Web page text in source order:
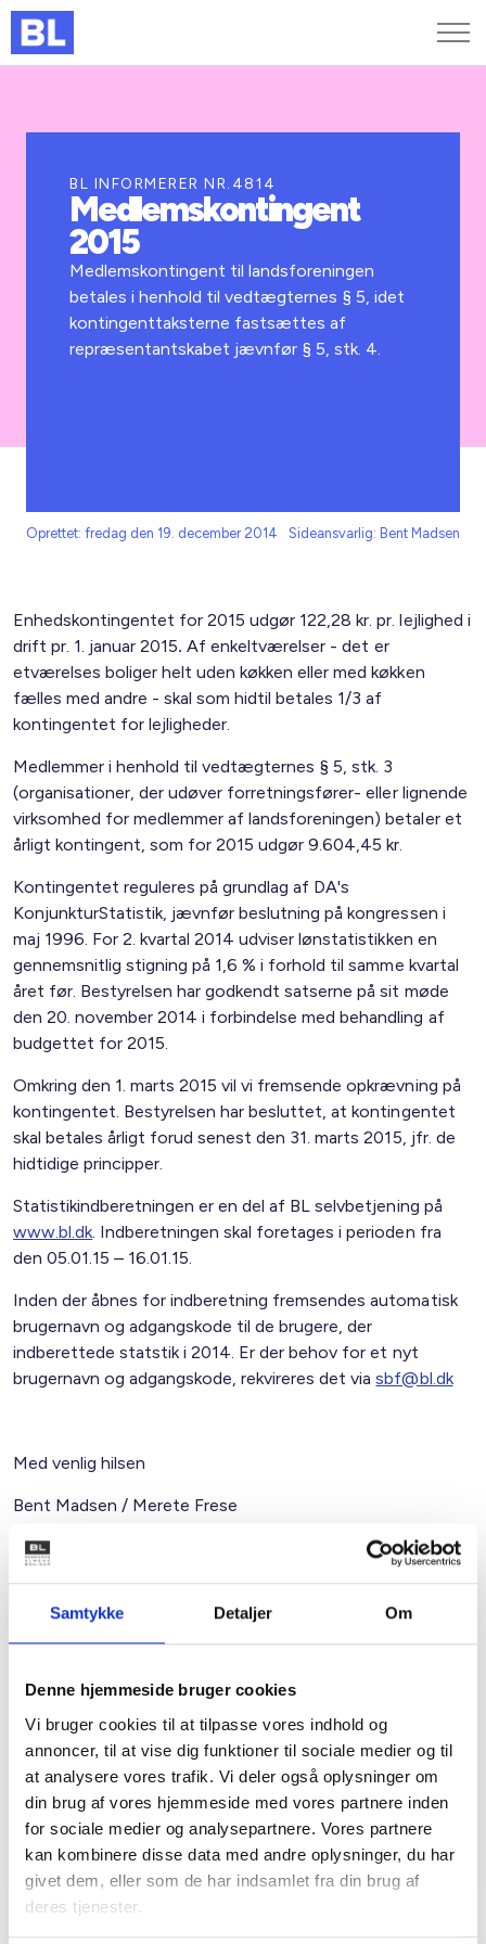
Samtykke Detaljer Om
Denne hjemmeside bruger cookies
Vi bruger cookies til at tilpasse vores indhold og
annoncer, til at vise dig funktioner til sociale medier og til
at analysere vores trafik. Vi deler også oplysninger om
din brug af vores hjemmeside med vores partnere inden
for sociale medier og analysepartnere. Vores partnere
kan kombinere disse data med andre oplysninger, du har
givet dem, eller som de har indsamlet fra din brug af
deres tjenester.
Kurser og arrangementer
Jobportalen
BL INFORMERER NR.4814
Medlemskontingent
2015
Medlemskontingent til landsforeningen
betales i henhold til vedtægternes § 5, idet
kontingenttaksterne fastsættes af
repræsentantskabet jævnfør § 5, stk. 4.
Oprettet: fredag den 19. december 2014 Sideansvarlig: Bent Madsen
Enhedskontingentet for 2015 udgør 122,28 kr. pr. lejlighed i
drift pr. 1. januar 2015. Af enkeltværelser - det er
etværelses boliger helt uden køkken eller med køkken
fælles med andre - skal som hidtil betales 1/3 af
kontingentet for lejligheder.
Medlemmer i henhold til vedtægternes § 5, stk. 3
(organisationer, der udøver forretningsfører- eller lignende
virksomhed for medlemmer af landsforeningen) betaler et
årligt kontingent, som for 2015 udgør 9.604,45 kr.
Kontingentet reguleres på grundlag af DA's
KonjunkturStatistik, jævnfør beslutning på kongressen i
maj 1996. For 2. kvartal 2014 udviser lønstatistikken en
gennemsnitlig stigning på 1,6 % i forhold til samme kvartal
året før. Bestyrelsen har godkendt satserne på sit møde
den 20. november 2014 i forbindelse med behandling af
budgettet for 2015.
Omkring den 1. marts 2015 vil vi fremsende opkrævning på
kontingentet. Bestyrelsen har besluttet, at kontingentet
skal betales årligt forud senest den 31. marts 2015, jfr. de
hidtidige principper.
Statistikindberetningen er en del af BL selvbetjening på
www.bl.dk. Indberetningen skal foretages i perioden fra
den 05.01.15 – 16.01.15.
Inden der åbnes for indberetning fremsendes automatisk
brugernavn og adgangskode til de brugere, der
indberettede statstik i 2014. Er der behov for et nyt
brugernavn og adgangskode, rekvireres det viasbf@bl.dk
Med venlig hilsen
Bent Madsen / Merete Frese
Kontakt
Adm. direktør
Tlf: 28 88 18 77
Mail: bma@bl.dk